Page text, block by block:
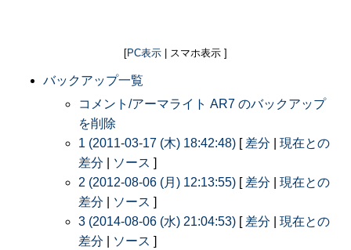
[PC表示 | スマホ表示 ]
バックアップ一覧
コメント/アーマライト AR7 のバックアップ
を削除
1 (2011-03-17 (木) 18:42:48) [ 差分
現在との
差分
ソース ]
2 (2012-08-06 (月) 12:13:55) [ 差分
現在との
差分
ソース ]
3 (2014-08-06 (水) 21:04:53) [ 差分
現在との
差分
ソース ]